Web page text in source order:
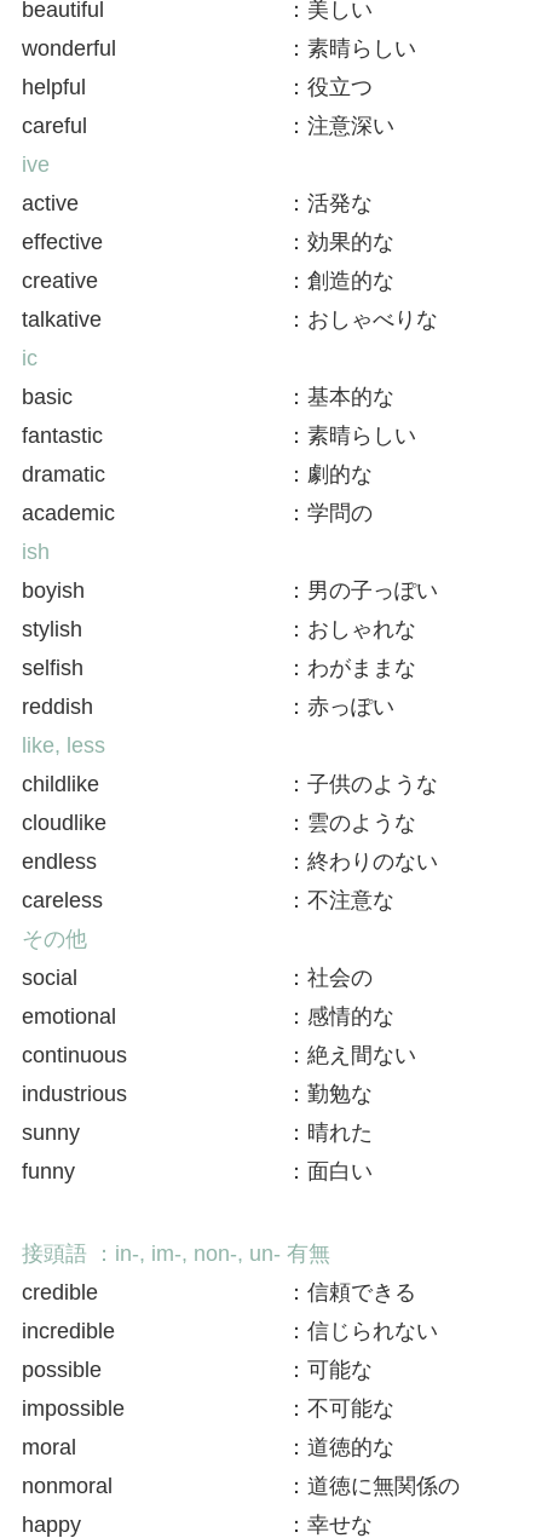
beautiful
：美しい
wonderful
：素晴らしい
helpful
：役立つ
careful
：注意深い
ive
active
：活発な
effective
：効果的な
creative
：創造的な
talkative
：おしゃべりな
ic
basic
：基本的な
fantastic
：素晴らしい
dramatic
：劇的な
academic
：学問の
ish
boyish
：男の子っぽい
stylish
：おしゃれな
selfish
：わがままな
reddish
：赤っぽい
like, less
childlike
：子供のような
cloudlike
：雲のような
endless
：終わりのない
careless
：不注意な
その他
social
：社会の
emotional
：感情的な
continuous
：絶え間ない
industrious
：勤勉な
sunny
：晴れた
funny
：面白い
接頭語 ：in-, im-, non-, un- 有無
credible
：信頼できる
incredible
：信じられない
possible
：可能な
impossible
：不可能な
moral
：道徳的な
nonmoral
：道徳に無関係の
happy
：幸せな